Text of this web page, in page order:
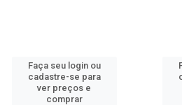
Faça seu login ou
cadastre-se para
ver preços e
comprar